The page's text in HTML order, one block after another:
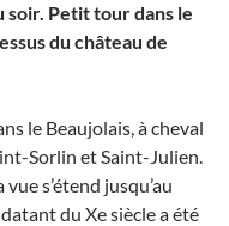
soir. Petit tour dans le
du château de
le Beaujolais, à cheval
Sorlin et Saint-Julien.
s’étend jusqu’au
du Xe siècle a été